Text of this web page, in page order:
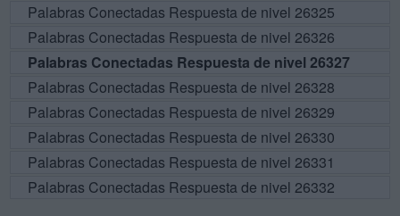
Palabras Conectadas Respuesta de nivel 26325
Palabras Conectadas Respuesta de nivel 26326
Palabras Conectadas Respuesta de nivel 26327
Palabras Conectadas Respuesta de nivel 26328
Palabras Conectadas Respuesta de nivel 26329
Palabras Conectadas Respuesta de nivel 26330
Palabras Conectadas Respuesta de nivel 26331
Palabras Conectadas Respuesta de nivel 26332